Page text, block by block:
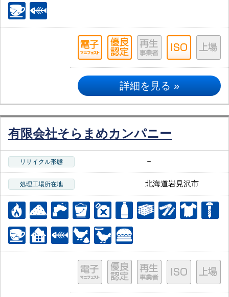
詳細を見る »
有限会社そらまめカンパニー
リサイクル形態 －
処理工場所在地 北海道岩見沢市